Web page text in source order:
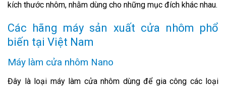
kích thước nhôm, nhằm dùng cho những mục đích khác nhau.
Các hãng máy sản xuất cửa nhôm phổ
biến tại Việt Nam
Máy làm cửa nhôm Nano
Đây là loại máy làm cửa nhôm dùng để gia công các loại